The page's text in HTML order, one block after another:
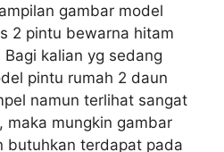
gambar model
2 pintu bewarna hitam
kalian yg sedang
pintu rumah 2 daun
namun terlihat sangat
maka mungkin gambar
butuhkan terdapat pada